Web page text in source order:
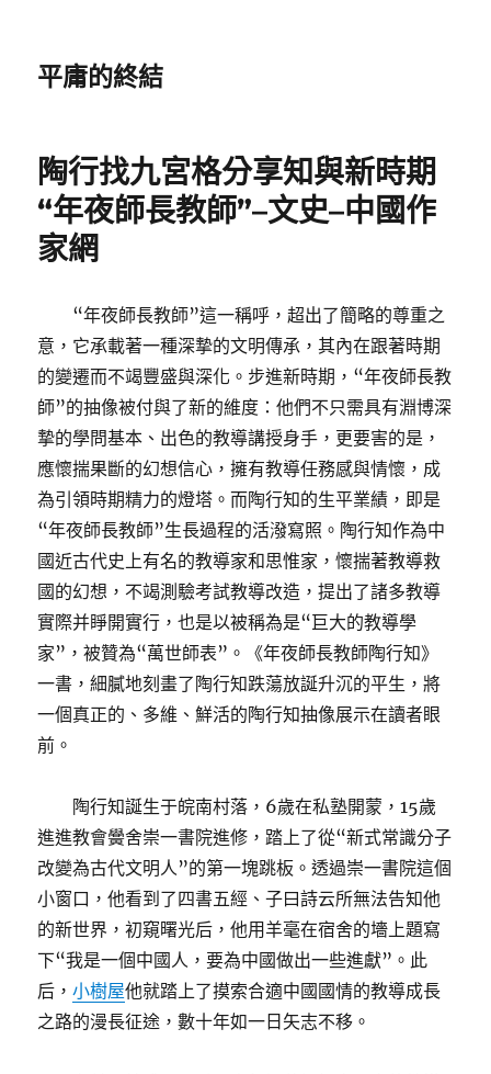
平庸的終結
陶行找九宮格分享知與新時期
“年夜師長教師”–文史–中國作
家網
“年夜師長教師”這一稱呼，超出了簡略的尊重之
意，它承載著一種深摯的文明傳承，其內在跟著時期
的變遷而不竭豐盛與深化。步進新時期，“年夜師長教
師”的抽像被付與了新的維度：他們不只需具有淵博深
摯的學問基本、出色的教導講授身手，更要害的是，
應懷揣果斷的幻想信心，擁有教導任務感與情懷，成
為引領時期精力的燈塔。而陶行知的生平業績，即是
“年夜師長教師”生長過程的活潑寫照。陶行知作為中
國近古代史上有名的教導家和思惟家，懷揣著教導救
國的幻想，不竭測驗考試教導改造，提出了諸多教導
實際并睜開實行，也是以被稱為是“巨大的教導學
家”，被贊為“萬世師表”。《年夜師長教師陶行知》
一書，細膩地刻畫了陶行知跌蕩放誕升沉的平生，將
一個真正的、多維、鮮活的陶行知抽像展示在讀者眼
前。
陶行知誕生于皖南村落，6歲在私塾開蒙，15歲
進進教會黌舍崇一書院進修，踏上了從“新式常識分子
改變為古代文明人”的第一塊跳板。透過崇一書院這個
小窗口，他看到了四書五經、子曰詩云所無法告知他
的新世界，初窺曙光后，他用羊毫在宿舍的墻上題寫
下“我是一個中國人，要為中國做出一些進獻”。此
后，小樹屋他就踏上了摸索合適中國國情的教導成長
之路的漫長征途，數十年如一日矢志不移。